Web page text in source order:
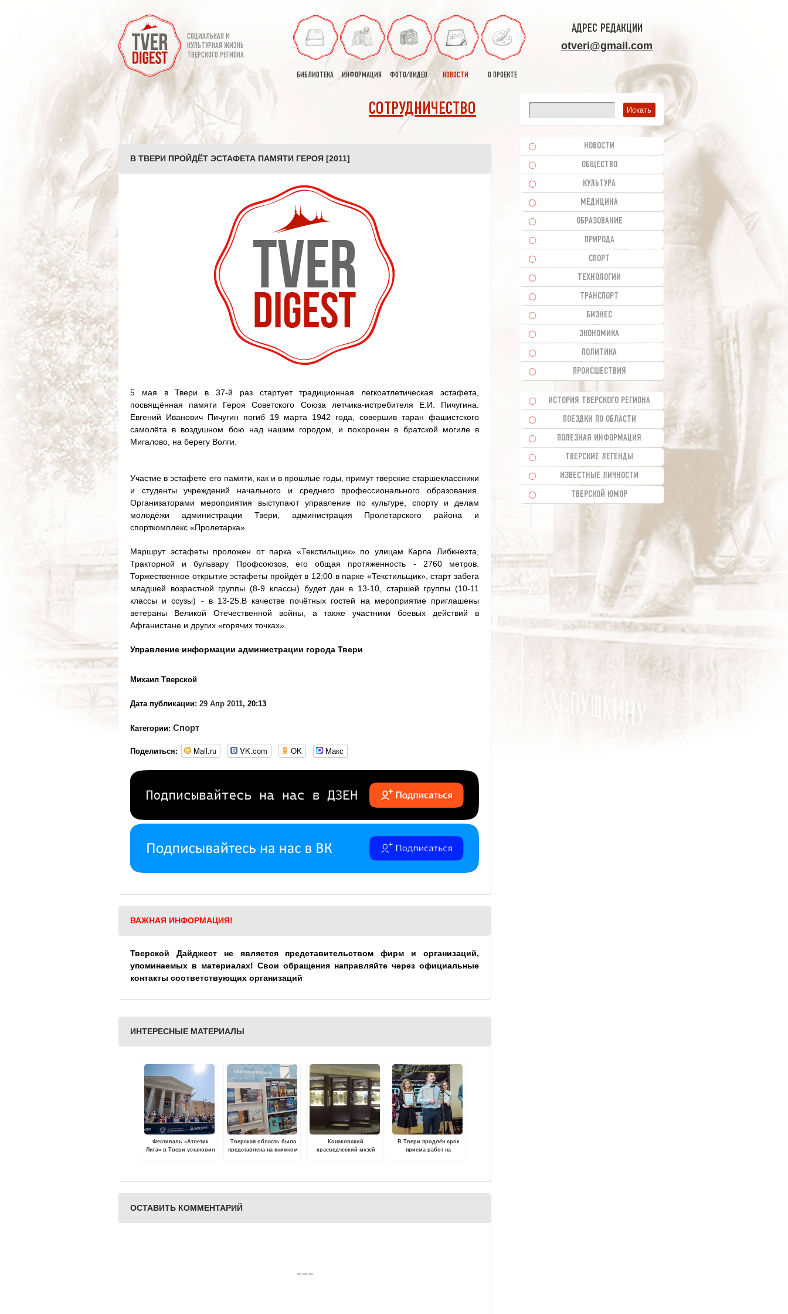
СОЦИАЛЬНАЯ И
КУЛЬТУРНАЯ ЖИЗНЬ
ТВЕРСКОГО РЕГИОНА
БИБЛИОТЕКА ИНФОРМАЦИЯ ФОТО/ВИДЕО НОВОСТИ О ПРОЕКТЕ
АДРЕС РЕДАКЦИИ
otveri@gmail.com
СОТРУДНИЧЕСТВО
В ТВЕРИ ПРОЙДЁТ ЭСТАФЕТА ПАМЯТИ ГЕРОЯ [2011]
5 мая в Твери в 37-й раз стартует традиционная легкоатлетическая эстафета,
посвящённая памяти Героя Советского Союза летчика-истребителя Е.И. Пичугина.
Евгений Иванович Пичугин погиб 19 марта 1942 года, совершив таран фашистского
самолёта в воздушном бою над нашим городом, и похоронен в братской могиле в
Мигалово, на берегу Волги.
Участие в эстафете его памяти, как и в прошлые годы, примут тверские старшеклассники
и студенты учреждений начального и среднего профессионального образования.
Организаторами мероприятия выступают управление по культуре, спорту и делам
молодёжи администрации Твери, администрация Пролетарского района и
спорткомплекс «Пролетарка».
Маршрут эстафеты проложен от парка «Текстильщик» по улицам Карла Либкнехта,
Тракторной и бульвару Профсоюзов, его общая протяженность - 2760 метров.
Торжественное открытие эстафеты пройдёт в 12:00 в парке «Текстильщик», старт забега
младшей возрастной группы (8-9 классы) будет дан в 13-10, старшей группы (10-11
классы и ссузы) - в 13-25.В качестве почётных гостей на мероприятие приглашены
ветераны Великой Отечественной войны, а также участники боевых действий в
Афганистане и других «горячих точках».
Управление информации администрации города Твери
Михаил Тверской
Дата публикации: 29 Апр 2011, 20:13
Категории: Спорт
Поделиться: Mail.ru VK.com OK Макс
ВАЖНАЯ ИНФОРМАЦИЯ!
Тверской Дайджест не является представительством фирм и организаций,
упоминаемых в материалах! Свои обращения направляйте через официальные
контакты соответствующих организаций
ИНТЕРЕСНЫЕ МАТЕРИАЛЫ
Фестиваль «Атлетик
Лига» в Твери установил
Тверская область была
представлена на книжном
Конаковский
краеведческий музей
В Твери продлён срок
приема работ на
ОСТАВИТЬ КОММЕНТАРИЙ
НОВОСТИ
ОБЩЕСТВО
КУЛЬТУРА
МЕДИЦИНА
ОБРАЗОВАНИЕ
ПРИРОДА
СПОРТ
ТЕХНОЛОГИИ
ТРАНСПОРТ
БИЗНЕС
ЭКОНОМИКА
ПОЛИТИКА
ПРОИСШЕСТВИЯ
ИСТОРИЯ ТВЕРСКОГО РЕГИОНА
ПОЕЗДКИ ПО ОБЛАСТИ
ПОЛЕЗНАЯ ИНФОРМАЦИЯ
ТВЕРСКИЕ ЛЕГЕНДЫ
ИЗВЕСТНЫЕ ЛИЧНОСТИ
ТВЕРСКОЙ ЮМОР